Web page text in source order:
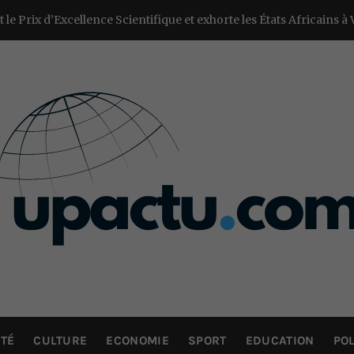
Scientifique et exhorte les États Africains à Valoriser la
L’actualité d’ici et d’ailleurs
CULTURE ECONOMIE SPORT EDUCATION